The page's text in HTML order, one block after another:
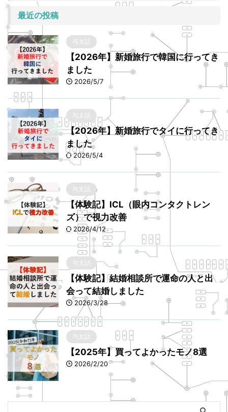
最近の投稿
与太話
【2026年】新婚旅行で韓国に行ってき
ました
2026/5/7
与太話
【2026年】新婚旅行でタイに行ってき
ました
2026/5/4
与太話
【体験記】ICL（眼内コンタクトレン
ズ）で視力改善
2026/4/12
与太話
【体験記】結婚相談所で運命の人と出
会って結婚しました
2026/3/28
与太話
【2025年】買ってよかったモノ8選
2026/2/20